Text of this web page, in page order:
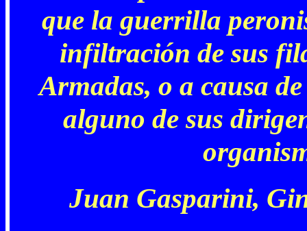
que la guerrilla
infiltración de sus
Armadas, o a causa
alguno de sus
Juan Gasparini,